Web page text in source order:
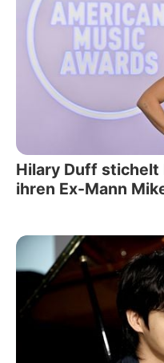
Hilary Duff stichelt
ihren Ex-Mann